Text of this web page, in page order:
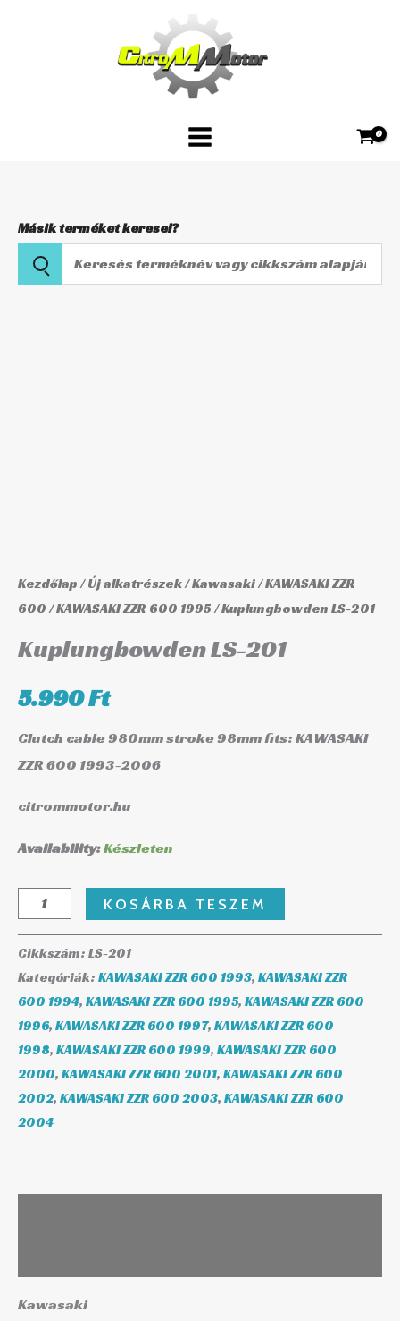
Másik terméket keresel?
Keresés
terméknév
Kezdőlap/Új alkatrészek/Kawasaki/KAWASAKI ZZR
600/KAWASAKI ZZR 600 1995/ Kuplungbowden LS-201
Kuplungbowden LS-201
5.990Ft
Clutch cable 980mm stroke 98mm fits: KAWASAKI
ZZR 600 1993-2006
citrommotor.hu
Availability:Készleten
KOSÁRBA TESZEM
Cikkszám: LS-201
Kategóriák: KAWASAKI ZZR 600 1993, KAWASAKI ZZR
600 1994, KAWASAKI ZZR 600 1995, KAWASAKI ZZR 600
1996, KAWASAKI ZZR 600 1997, KAWASAKI ZZR 600
1998, KAWASAKI ZZR 600 1999, KAWASAKI ZZR 600
2000, KAWASAKI ZZR 600 2001, KAWASAKI ZZR 600
2002, KAWASAKI ZZR 600 2003, KAWASAKI ZZR 600
2004
Kawasaki